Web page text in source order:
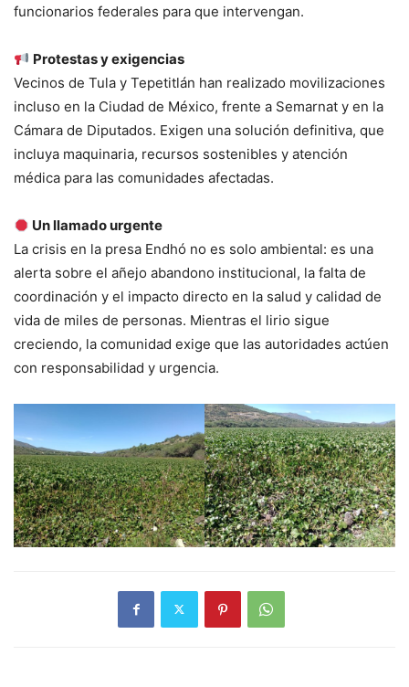
funcionarios federales para que intervengan.
Protestas y exigencias
Vecinos de Tula y Tepetitlán han realizado movilizaciones
incluso en la Ciudad de México, frente a Semarnat y en la
Cámara de Diputados. Exigen una solución definitiva, que
incluya maquinaria, recursos sostenibles y atención
médica para las comunidades afectadas.
Un llamado urgente
La crisis en la presa Endhó no es solo ambiental: es una
alerta sobre el añejo abandono institucional, la falta de
coordinación y el impacto directo en la salud y calidad de
vida de miles de personas. Mientras el lirio sigue
creciendo, la comunidad exige que las autoridades actúen
con responsabilidad y urgencia.